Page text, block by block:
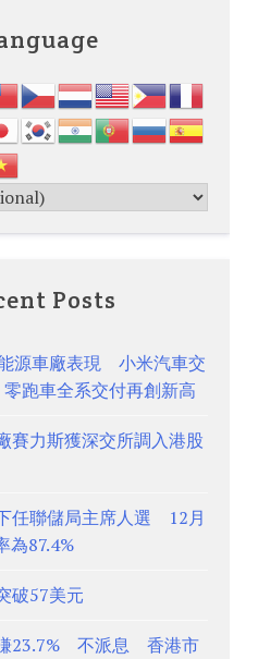
Posts
源車廠表現 小米汽車交
跑車全系交付再創新高
賽力斯獲深交所調入港股
任聯儲局主席人選 12月
為87.4%
破57美元
23.7% 不派息 香港市